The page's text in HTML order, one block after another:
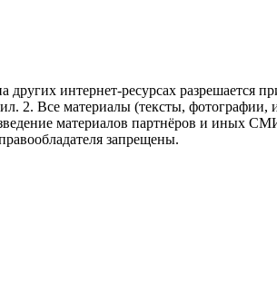
интернет-ресурсах разрешается
2. Все материалы (тексты, фотографии,
материалов партнёров и иных
запрещены.